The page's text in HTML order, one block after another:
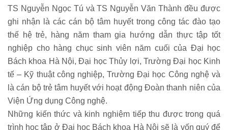
TS Nguyễn Ngọc Tú và TS Nguyễn Văn Thành đều được
ghi nhận là các cán bộ tâm huyết trong công tác đào tạo
thế hệ trẻ, hàng năm tham gia hướng dẫn thực tập tốt
nghiệp cho hàng chục sinh viên năm cuối của Đại học
Bách khoa Hà Nội, Đại học Thủy lợi, Trường Đại học Kinh
tế – Kỹ thuật công nghiệp, Trường Đại học Công nghệ và
là cán bộ trẻ tâm huyết với hoạt động Đoàn thanh niên của
Viện Ứng dụng Công nghệ.
Những kiến thức và kinh nghiệm tiếp thu được trong quá
trình học tập ở Đại học Bách khoa Hà Nội sẽ là vốn quý để